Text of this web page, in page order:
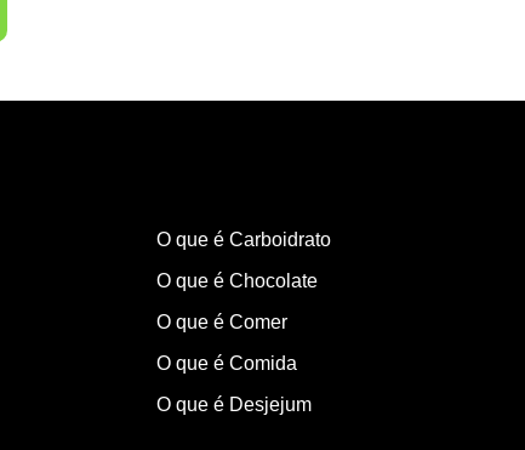
O que é Carboidrato
O que é Chocolate
O que é Comer
O que é Comida
O que é Desjejum